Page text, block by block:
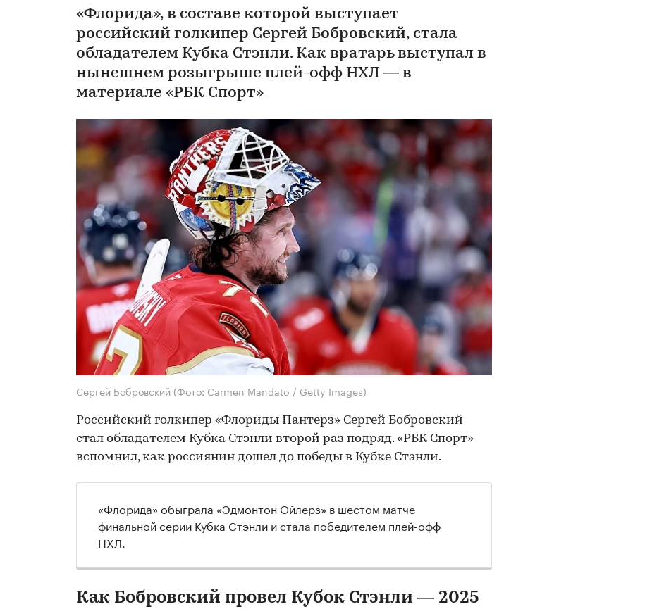
«Флорида», в составе которой выступает
российский голкипер Сергей Бобровский, стала
обладателем Кубка Стэнли. Как вратарь выступал в
нынешнем розыгрыше плей-офф НХЛ — в
материале «РБК Спорт»
Сергей Бобровский (Фото: Carmen Mandato / Getty Images)
Российский голкипер «Флориды Пантерз» Сергей Бобровский
стал обладателем Кубка Стэнли второй раз подряд. «РБК Спорт»
вспомнил, как россиянин дошел до победы в Кубке Стэнли.
«Флорида» обыграла «Эдмонтон Ойлерз» в шестом матче
финальной серии Кубка Стэнли и стала победителем плей-офф
НХЛ.
Как Бобровский провел Кубок Стэнли — 2025